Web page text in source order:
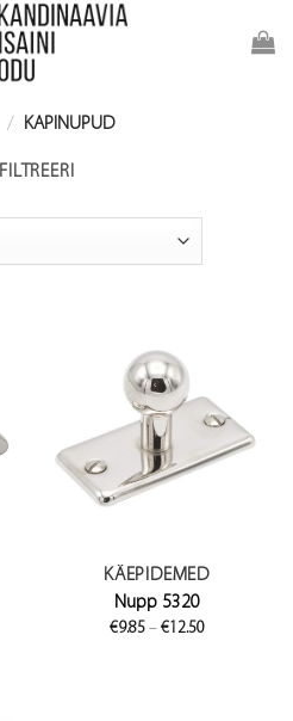
/ KAPINUPUD
FILTREERI
KÄEPIDEMED
Nupp 5320
€9.85 – €12.50Price